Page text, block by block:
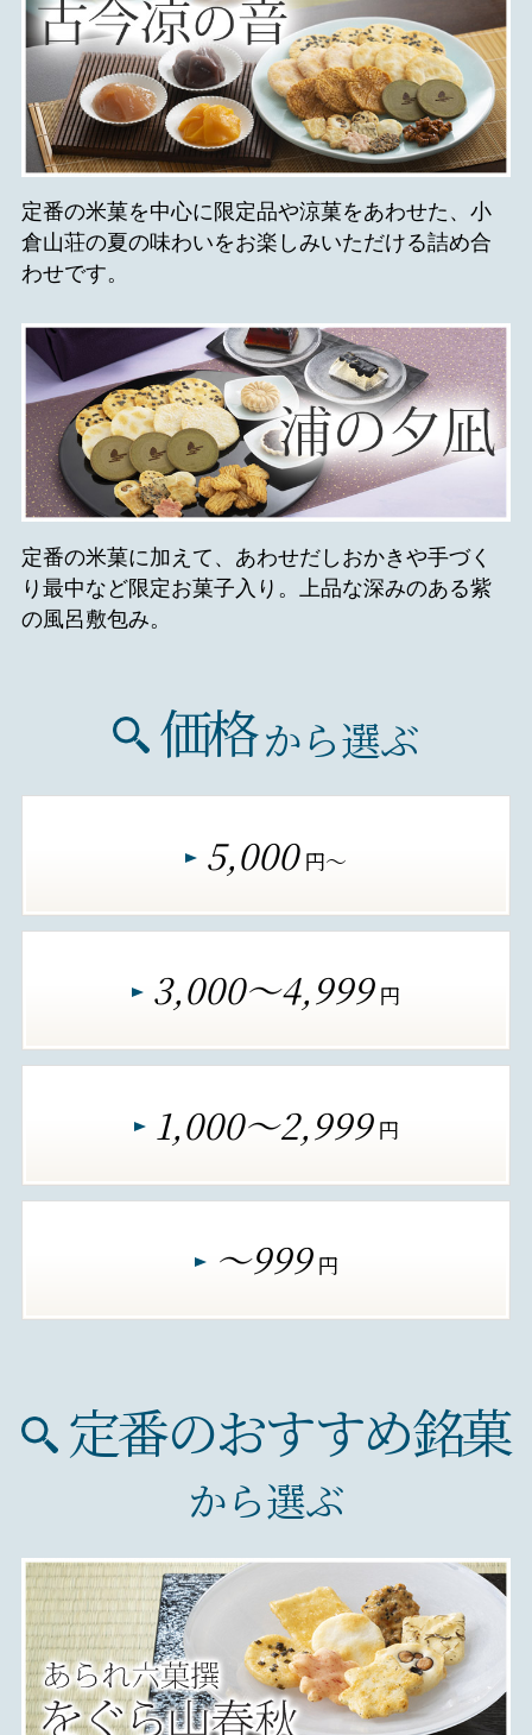
定番の米菓を中心に限定品や涼菓をあわせた、小
倉山荘の夏の味わいをお楽しみいただける詰め合
わせです。
定番の米菓に加えて、あわせだしおかきや手づく
り最中など限定お菓子入り。上品な深みのある紫
の風呂敷包み。
価格から選ぶ
5,000 円～
3,000～4,999 円
1,000～2,999 円
～999 円
定番のおすすめ銘菓
から選ぶ